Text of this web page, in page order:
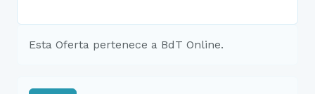
Esta Oferta pertenece a BdT Online.